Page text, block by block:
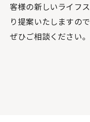
客様の新しいライフ
り提案いたしますの
ぜひご相談ください。